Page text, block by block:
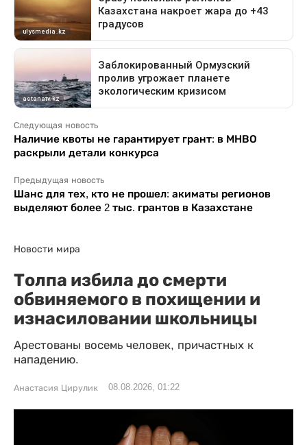
Следующая новость
Наличие квоты не гарантирует грант: в МНВО
раскрыли детали конкурса
Предыдущая новость
Шанс для тех, кто не прошел: акиматы регионов
выделяют более 2 тыс. грантов в Казахстане
Новости мира
Толпа избила до смерти
обвиняемого в похищении и
изнасиловании школьницы
Арестованы восемь человек, причастных к
нападению.
Анастасия Цирулик 08.08.2026, 01:22